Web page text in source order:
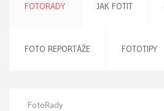
FOTORADY JAK FOTIT
FOTO REPORTÁŽE FOTOTIPY
FotoRady